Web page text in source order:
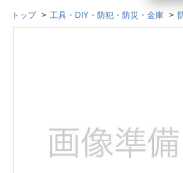
ログイ
閲覧履歴
トップ 工具・DIY・防犯・防災・金庫